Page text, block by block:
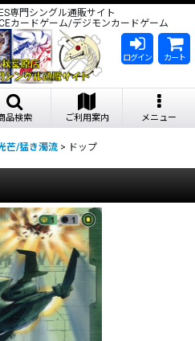
専門シングル通販サイト
カードゲーム/デジモンカードゲーム
ログイン カート
品検索 ご利用案内 メニュー
芒/猛き濁流 > ドップ